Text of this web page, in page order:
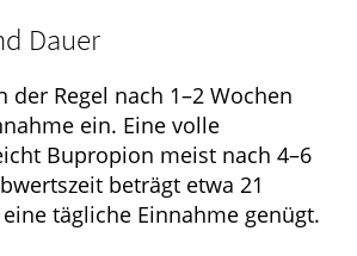
Dauer
der Regel nach 1–2 Wochen
ein. Eine volle
Bupropion meist nach 4–6
beträgt etwa 21
tägliche Einnahme genügt.